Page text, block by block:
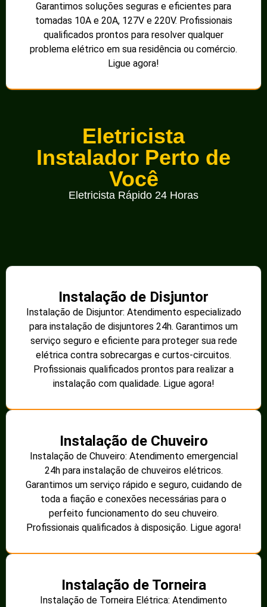
Garantimos soluções seguras e eficientes para
tomadas 10A e 20A, 127V e 220V. Profissionais
qualificados prontos para resolver qualquer
problema elétrico em sua residência ou comércio.
Ligue agora!
Eletricista
Instalador Perto de
Você
Eletricista Rápido 24 Horas
Instalação de Disjuntor
Instalação de Disjuntor: Atendimento especializado
para instalação de disjuntores 24h. Garantimos um
serviço seguro e eficiente para proteger sua rede
elétrica contra sobrecargas e curtos-circuitos.
Profissionais qualificados prontos para realizar a
instalação com qualidade. Ligue agora!
Instalação de Chuveiro
Instalação de Chuveiro: Atendimento emergencial
24h para instalação de chuveiros elétricos.
Garantimos um serviço rápido e seguro, cuidando de
toda a fiação e conexões necessárias para o
perfeito funcionamento do seu chuveiro.
Profissionais qualificados à disposição. Ligue agora!
Instalação de Torneira
Instalação de Torneira Elétrica: Atendimento